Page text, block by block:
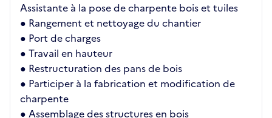
Assistante à la pose de charpente bois et tuiles
● Rangement et nettoyage du chantier
● Port de charges
● Travail en hauteur
● Restructuration des pans de bois
● Participer à la fabrication et modification de
charpente
● Assemblage des structures en bois